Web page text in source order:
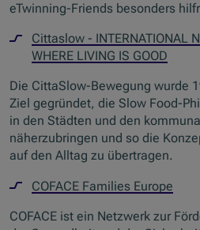
eTwinning-Friends besonders
Cittaslow - INTERNATIONAL
WHERE LIVING IS GOOD
Die CittaSlow-Bewegung wurde
Ziel gegründet, die Slow Food-
in den Städten und den
näherzubringen und so die
auf den Alltag zu übertragen.
COFACE Families Europe
COFACE ist ein Netzwerk zur